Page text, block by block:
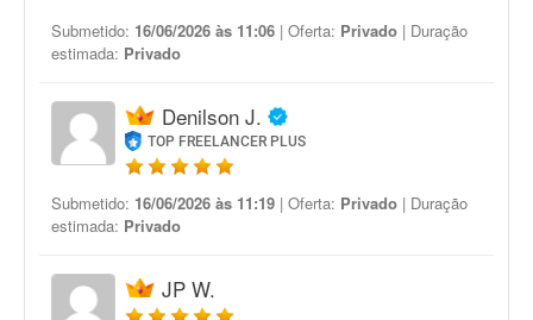
Submetido: 16/06/2026 às 11:06 | Oferta: Privado | Duração
estimada: Privado
Denilson J.
TOP FREELANCER PLUS
Submetido: 16/06/2026 às 11:19 | Oferta: Privado | Duração
estimada: Privado
JP W.